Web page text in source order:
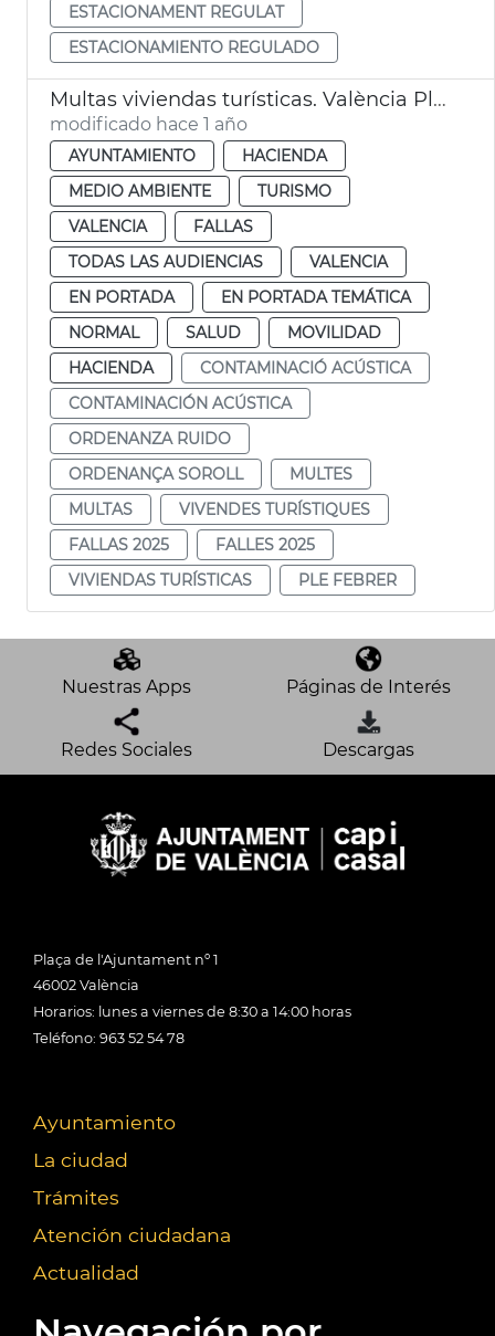
ESTACIONAMENT REGULAT
ESTACIONAMIENTO REGULADO
Multas viviendas turísticas. València Pleno
modificado hace 1 año
AYUNTAMIENTO
HACIENDA
MEDIO AMBIENTE
TURISMO
VALENCIA
FALLAS
TODAS LAS AUDIENCIAS
VALENCIA
EN PORTADA
EN PORTADA TEMÁTICA
NORMAL
SALUD
MOVILIDAD
HACIENDA
CONTAMINACIÓ ACÚSTICA
CONTAMINACIÓN ACÚSTICA
ORDENANZA RUIDO
ORDENANÇA SOROLL
MULTES
MULTAS
VIVENDES TURÍSTIQUES
FALLAS 2025
FALLES 2025
VIVIENDAS TURÍSTICAS
PLE FEBRER
Nuestras Apps Páginas de Interés
Redes Sociales Descargas
Plaça de l'Ajuntament nº 1
46002 València
Horarios: lunes a viernes de 8:30 a 14:00 horas
Teléfono: 963 52 54 78
Ayuntamiento
La ciudad
Trámites
Atención ciudadana
Actualidad